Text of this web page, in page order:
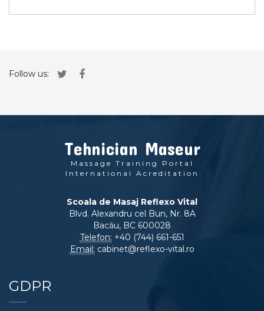
Follow us:
Tehnician Maseur
Massage Training Portal
International Acreditation
Scoala de Masaj Reflexo Vital
Blvd. Alexandru cel Bun, Nr. 8A
Bacău, BC 600028
Telefon: +40 (744) 661-651
Email: cabinet@reflexo-vital.ro
GDPR